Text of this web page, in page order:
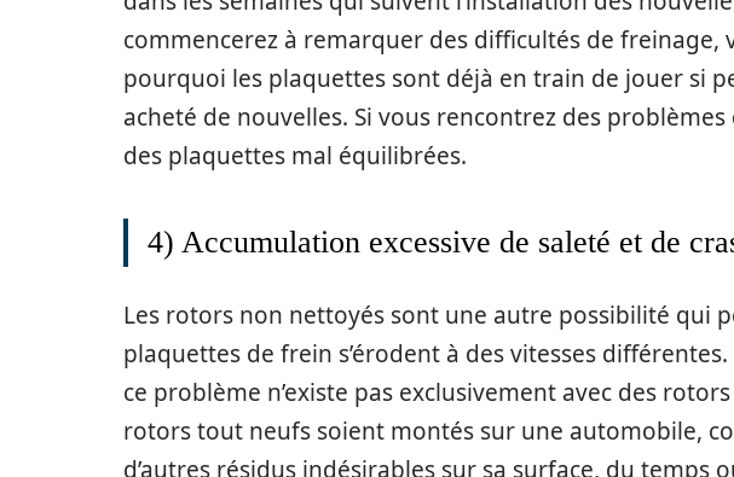
commencerez à remarquer des difficultés de freinage,
pourquoi les plaquettes sont déjà en train de jouer si
acheté de nouvelles. Si vous rencontrez des
des plaquettes mal équilibrées.
4) Accumulation excessive de saleté et de
Les rotors non nettoyés sont une autre possibilité qui
plaquettes de frein s’érodent à des vitesses
ce problème n’existe pas exclusivement avec des
rotors tout neufs soient montés sur une automobile,
d’autres résidus indésirables sur sa surface, du temps